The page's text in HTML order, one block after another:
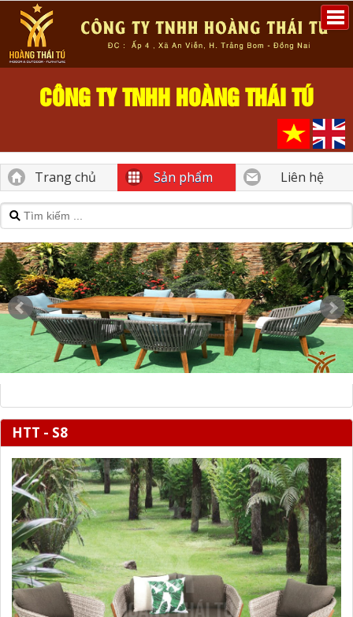
CÔNG TY TNHH HOÀNG THÁI TÚ
Trang chủ Sản phẩm Liên hệ
HTT - S8